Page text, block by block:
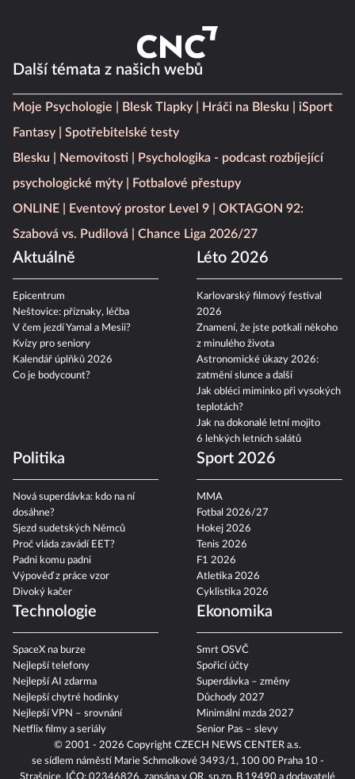
© 2001 - 2026 Copyright CZECH NEWS CENTER a.s.
se sídlem náměstí Marie Schmolkové 3493/1, 100 00 Praha 10 -
Další témata z našich webů
Moje Psychologie Blesk Tlapky Hráči na Blesku
iSport
Fantasy
Spotřebitelské testy
Blesku
Nemovitosti
Psychologika - podcast rozbíjející
psychologické mýty
Fotbalové přestupy
ONLINE
Eventový prostor Level 9
OKTAGON 92:
Szabová vs. Pudilová
Chance Liga 2026/27
Aktuálně
Epicentrum
Neštovice: příznaky, léčba
V čem jezdí Yamal a Mesii?
Kvízy pro seniory
Kalendář úplňků 2026
Co je bodycount?
Léto 2026
Karlovarský filmový festival
2026
Znamení, že jste potkali někoho
z minulého života
Astronomické úkazy 2026:
zatmění slunce a další
Jak obléci miminko při vysokých
teplotách?
Jak na dokonalé letní mojito
6 lehkých letních salátů
Politika
Nová superdávka: kdo na ní
dosáhne?
Sjezd sudetských Němců
Proč vláda zavádí EET?
Padni komu padni
Výpověď z práce vzor
Divoký kačer
Sport 2026
MMA
Fotbal 2026/27
Hokej 2026
Tenis 2026
F1 2026
Atletika 2026
Cyklistika 2026
Technologie
SpaceX na burze
Nejlepší telefony
Nejlepší AI zdarma
Nejlepší chytré hodinky
Nejlepší VPN – srovnání
Netflix filmy a seriály
Ekonomika
Smrt OSVČ
Spořicí účty
Superdávka – změny
Důchody 2027
Minimální mzda 2027
Senior Pas – slevy